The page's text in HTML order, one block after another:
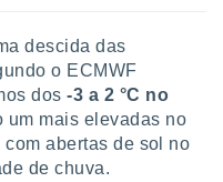
descida das
o ECMWF
dos -3 a 2 °C no
um mais elevadas no
abertas de sol no
de chuva.